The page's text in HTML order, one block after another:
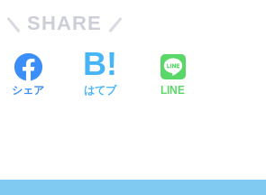
SHARE
シェア はてブ LINE